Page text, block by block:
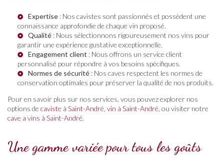
Expertise : Nos cavistes sont passionnés et possèdent une
connaissance approfondie de chaque vin proposé.
Qualité : Nous sélectionnons rigoureusement nos vins pour
garantir une expérience gustative exceptionnelle.
Engagement client : Nous offrons un service client
personnalisé pour répondre à vos besoins spécifiques.
Normes de sécurité : Nos caves respectent les normes de
conservation optimales pour préserver la qualité de nos produits.
Pour en savoir plus sur nos services, vous pouvez explorer nos
options de caviste à Saint-André vin à Saint-André , ou visiter notre
cave a vins à Saint-André.
Une gamme variée pour tous les goûts